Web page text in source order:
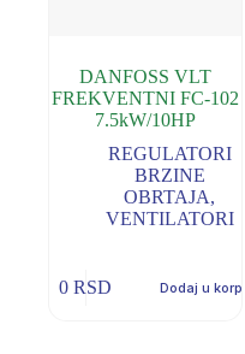
DANFOSS VLT
FREKVENTNI FC-102
7.5kW/10HP
REGULATORI
BRZINE
OBRTAJA,
VENTILATORI
0RSD Dodaj u korpu